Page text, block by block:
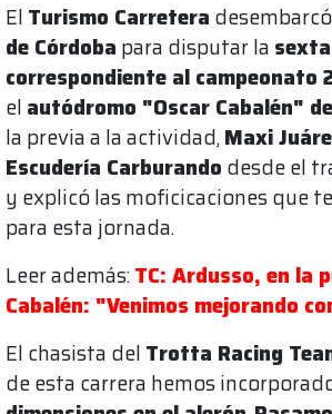
El Turismo Carretera
de Córdoba para disputar la
correspondiente al campeonato
el autódromo "Oscar Cabalén"
la previa a la actividad,Maxi
Escudería Carburando desde el
y explicó las moficicaciones que
para esta jornada.
Leer además:TC: Ardusso, en la
Cabalén: "Venimos mejorando
El chasista del Trotta Racing
de esta carrera hemos